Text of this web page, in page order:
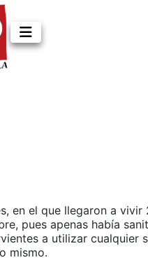
en el que llegaron a vivir
pues apenas había
a utilizar cualquier
mismo.